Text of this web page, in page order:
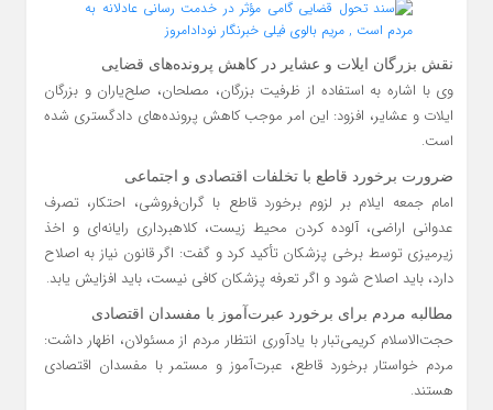
نقش بزرگان ایلات و عشایر در کاهش پرونده‌های قضایی
وی با اشاره به استفاده از ظرفیت بزرگان، مصلحان، صلح‌یاران و بزرگان
ایلات و عشایر، افزود: این امر موجب کاهش پرونده‌های دادگستری شده
است.
ضرورت برخورد قاطع با تخلفات اقتصادی و اجتماعی
امام جمعه ایلام بر لزوم برخورد قاطع با گران‌فروشی، احتکار، تصرف
عدوانی اراضی، آلوده کردن محیط زیست، کلاهبرداری رایانه‌ای و اخذ
زیرمیزی توسط برخی پزشکان تأکید کرد و گفت: اگر قانون نیاز به اصلاح
دارد، باید اصلاح شود و اگر تعرفه پزشکان کافی نیست، باید افزایش یابد.
مطالبه مردم برای برخورد عبرت‌آموز با مفسدان اقتصادی
حجت‌الاسلام کریمی‌تبار با یادآوری انتظار مردم از مسئولان، اظهار داشت:
مردم خواستار برخورد قاطع، عبرت‌آموز و مستمر با مفسدان اقتصادی
هستند.